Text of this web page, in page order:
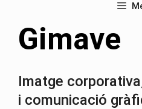
Gimave
Imatge
i comunicació